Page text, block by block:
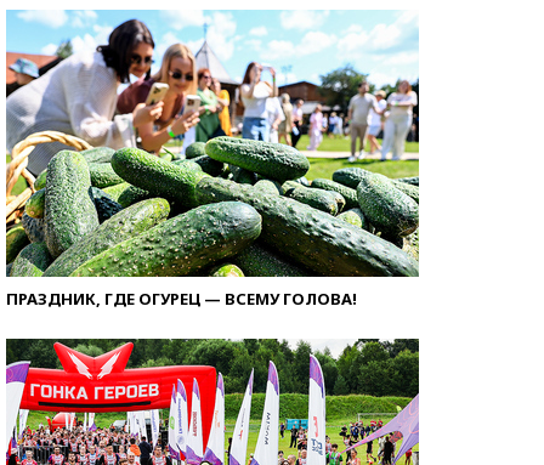
ПРАЗДНИК, ГДЕ ОГУРЕЦ — ВСЕМУ ГОЛОВА!